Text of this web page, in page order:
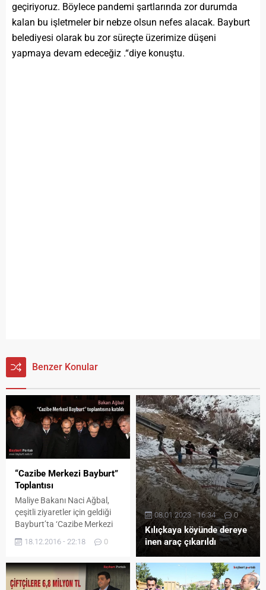
geçiriyoruz. Böylece pandemi şartlarında zor durumda
kalan bu işletmeler bir nebze olsun nefes alacak. Bayburt
belediyesi olarak bu zor süreçte üzerimize düşeni
yapmaya devam edeceğiz .“diye konuştu.
Benzer Konular
“Cazibe Merkezi Bayburt”
Toplantısı
Maliye Bakanı Naci Ağbal,
çeşitli ziyaretler için geldiği
Bayburt’ta ‘Cazibe Merkezi
toplantısında konuştu. İşte
18.12.2016 - 22:18 0
Kılıçkaya köyünde dereye
inen araç çıkarıldı
08.01.2023 - 16:34 0